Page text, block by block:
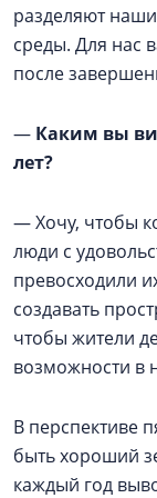
разделяют
среды. Для нас
после
— Каким вы
лет?
— Хочу, чтобы
люди с
превосходили
создавать
чтобы жители
возможности в
В перспективе
быть хороший
каждый год